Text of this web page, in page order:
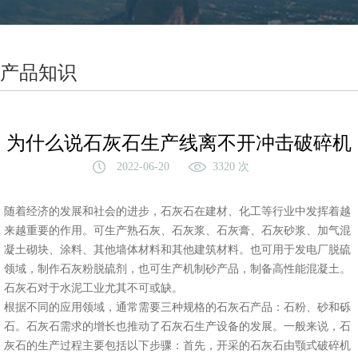
产品知识
为什么说石灰石生产线离不开冲击破碎机
2022-06-20 3320 次
随着经济的发展和社会的进步，石灰石在建材、化工等行业中发挥着越
来越重要的作用。可生产熟石灰、石灰浆、石灰膏、石灰砂浆、加气混
凝土砌块、涂料、其他墙体材料和其他建筑材料。也可用于发电厂脱硫
领域，制作石灰粉脱硫剂，也可生产机制砂产品，制备高性能混凝土。
石灰石对于水泥工业尤其不可或缺。
根据不同的应用领域，通常需要三种规格的石灰石产品：石粉、砂和砾
石。石灰石需求的增长也推动了石灰石生产设备的发展。一般来说，石
灰石的生产过程主要包括以下步骤：首先，开采的石灰石由颚式破碎机